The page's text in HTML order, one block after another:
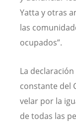
Yatta y otras
las
ocupados”.
La
constante del
velar por la
de todas las